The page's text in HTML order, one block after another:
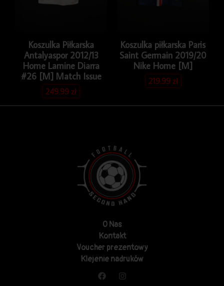
Koszulka Piłkarska
Antalyaspor 2012/13
Home Lamine Diarra
#26 [M] Match Issue
249.99zł
Koszulka piłkarska Paris
Saint Germain 2019/20
Nike Home [M]
219.99zł
O Nas
Kontakt
Voucher prezentowy
Klejenie nadruków